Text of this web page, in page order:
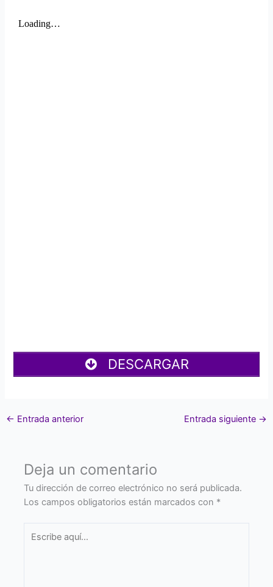
DESCARGAR
← Entrada anterior Entrada siguiente →
Deja un comentario
Tu dirección de correo electrónico no será publicada.
Los campos obligatorios están marcados con *
aquí...